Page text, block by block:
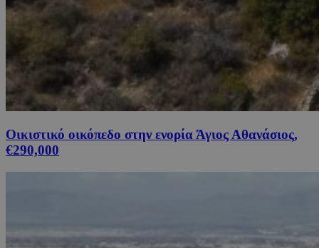
Οικιστικό οικόπεδο στην ενορία Άγιος Αθανάσιος,
€290,000